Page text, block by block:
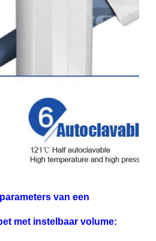
van een
met instelbaar volume: